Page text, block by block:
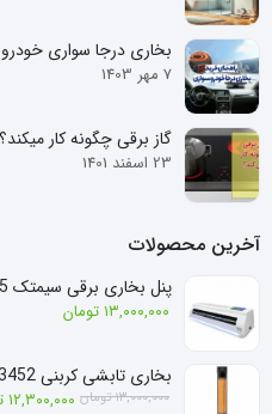
بخاری درجا سواری خودرو
7 مهر 1403
گاز برقی چگونه کار میکند؟
23 اسفند 1401
آخرین محصولات
پنل بخاری برقی سیمتک Simtech-km2515
۱۳,۰۰۰,۰۰۰تومان
بخاری تابشی کربنی MirKraft MRST3452
۱۳,۰۰۰,۰۰۰تومان
قیمت
۱۲,۳۰۰,۰۰۰
قیمت